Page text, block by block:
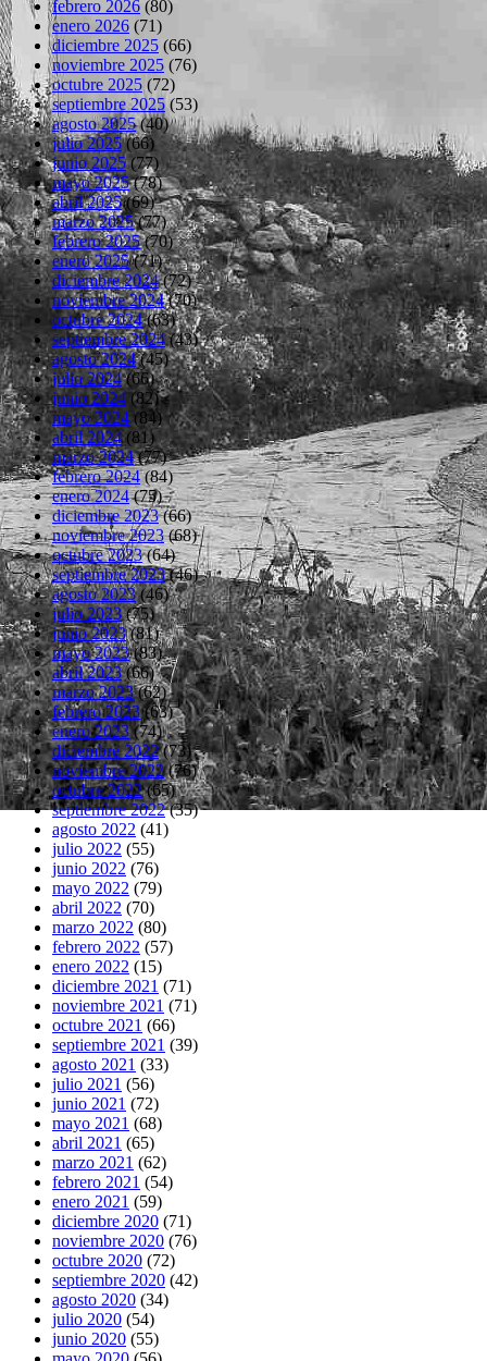
febrero 2026 (80)
enero 2026 (71)
diciembre 2025 (66)
noviembre 2025 (76)
octubre 2025 (72)
septiembre 2025(53)
agosto 2025(40)
julio 2025(66)
junio 2025(77)
mayo 2025(78)
abril 2025(69)
marzo 2025(77)
febrero 2025(70)
enero 2025(71)
diciembre 2024(72)
noviembre 2024(70)
octubre 2024(63)
septiembre 2024(43)
agosto 2024(45)
julio 2024(66)
junio 2024 (82)
mayo 2024 (84)
abril 2024(81)
marzo 2024(77)
febrero 2024(84)
enero 2024(75)
diciembre 2023(66)
noviembre 2023(68)
octubre 2023(64)
septiembre 2023(46)
agosto 2023(46)
julio 2023(75)
junio 2023(81)
mayo 2023(83)
abril 2023(66)
marzo 2023(62)
febrero 2023(63)
enero 2023(74)
diciembre 2022(73)
noviembre 2022(76)
octubre 2022(65)
septiembre 2022(35)
agosto 2022 (41)
julio 2022 (55)
junio 2022 (76)
mayo 2022 (79)
abril 2022 (70)
marzo 2022 (80)
febrero 2022 (57)
enero 2022 (15)
diciembre 2021 (71)
noviembre 2021 (71)
octubre 2021 (66)
septiembre 2021 (39)
agosto 2021 (33)
julio 2021 (56)
junio 2021 (72)
mayo 2021 (68)
abril 2021 (65)
marzo 2021 (62)
febrero 2021 (54)
enero 2021 (59)
diciembre 2020 (71)
noviembre 2020 (76)
octubre 2020 (72)
septiembre 2020 (42)
agosto 2020 (34)
julio 2020 (54)
junio 2020 (55)